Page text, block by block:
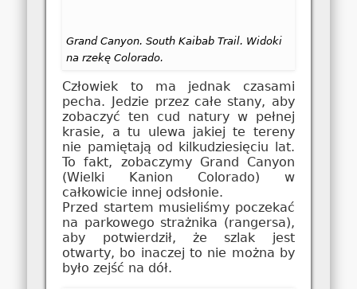
Grand Canyon. South Kaibab Trail. Widoki
na rzekę Colorado.
Człowiek to ma jednak czasami
pecha. Jedzie przez całe stany, aby
zobaczyć ten cud natury w pełnej
krasie, a tu ulewa jakiej te tereny
nie pamiętają od kilkudziesięciu lat.
To fakt, zobaczymy Grand Canyon
(Wielki Kanion Colorado) w
całkowicie innej odsłonie.
Przed startem musieliśmy poczekać
na parkowego strażnika (rangersa),
aby potwierdził, że szlak jest
otwarty, bo inaczej to nie można by
było zejść na dół.